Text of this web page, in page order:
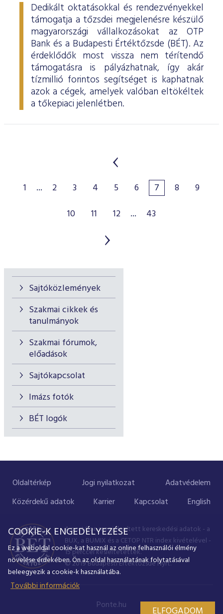
Sajtóközlemények
Szakmai cikkek és
tanulmányok
Szakmai fórumok,
előadások
Sajtókapcsolat
Imázs fotók
BÉT logók
Dedikált oktatásokkal és rendezvényekkel
támogatja a tőzsdei megjelenésre készülő
magyarországi vállalkozásokat az OTP
Bank és a Budapesti Értéktőzsde (BÉT). Az
érdeklődők most vissza nem térítendő
támogatásra is pályázhatnak, így akár
tízmillió forintos segítséget is kaphatnak
azok a cégek, amelyek valóban eltökéltek
a tőkepiaci jelenlétben.
1 ... 2 3 4 5 6 7 8
9
10
11 12 ... 43
Oldaltérkép Jogi nyilatkozat
Adatvédelem
Közérdekű adatok
Karrier Kapcsolat English
A portálon megjelenített kereskedési adatok - a
BUX, a BUMIX és a CETOP NTR index kivételével -
15 perccel késleltetettek.
© 2019 Budapesti Értéktőzsde Nyrt.
Ponte.hu
COOKIE-K ENGEDÉLYEZÉSE
Ez a weboldal cookie-kat használ az online felhasználói élmény
növelése érdekében. Ön az oldal használatának folytatásával
beleegyezik a cookie-k használatába.
További információk
ELFOGADOM